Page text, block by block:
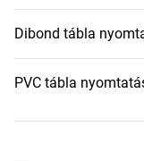
Dibond tábla
PVC tábla